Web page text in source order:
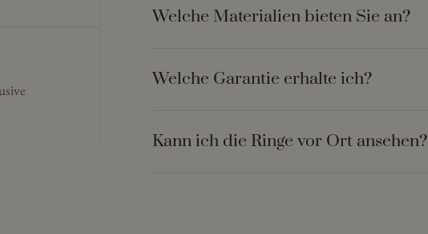
Welche Materialien bieten Sie an?
Welche Garantie erhalte ich?
Kann ich die Ringe vor Ort ansehen?